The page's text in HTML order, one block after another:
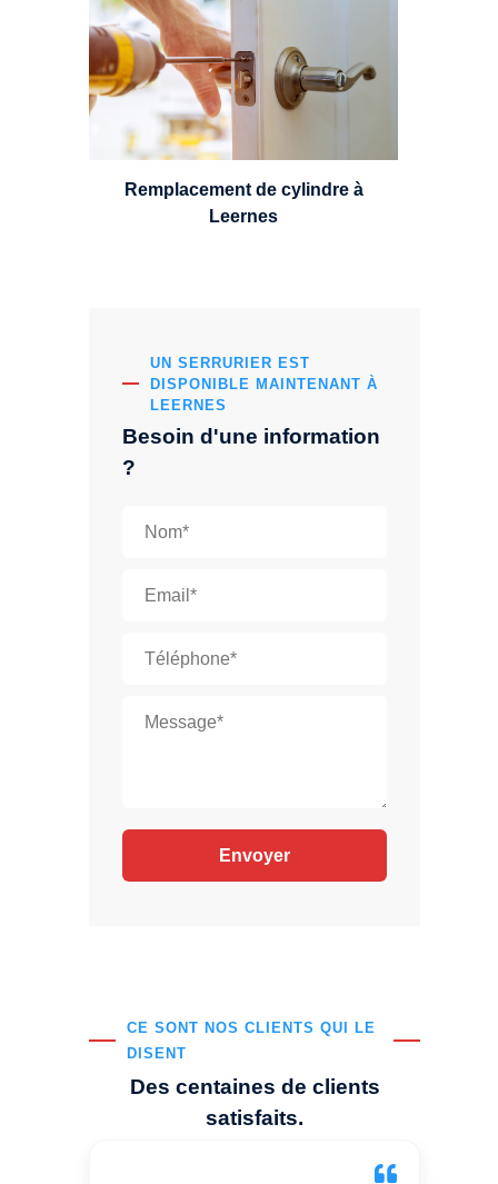
UN SERRURIER EST
DISPONIBLE MAINTENANT À
LEERNES
Besoin d'une information
?
CE SONT NOS CLIENTS QUI LE
DISENT
Des centaines de clients
satisfaits.
choisir et remplacer un cylindre
standard, à 5 leviers ou à 3
leviers, Mul-T-Lock ou encore
multipoints.
Remplacement de cylindre à
Leernes